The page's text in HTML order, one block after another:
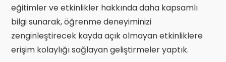
eğitimler ve etkinlikler hakkında daha kapsamlı
bilgi sunarak, öğrenme deneyiminizi
zenginleştirecek kayda açık olmayan etkinliklere
erişim kolaylığı sağlayan geliştirmeler yaptık.